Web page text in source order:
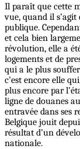
Il paraît que cette
vue, quand il
publique.
et cela bien
révolution, elle a
logements et de
qui a le plus
c’est encore elle
plus encore par
ligne de douanes
entravée dans ses
Belgique jouit
résultat d’un
nationale.